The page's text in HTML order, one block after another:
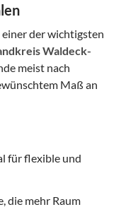
der wichtigsten
Waldeck-
meist nach
Maß an
für flexible und
die mehr Raum